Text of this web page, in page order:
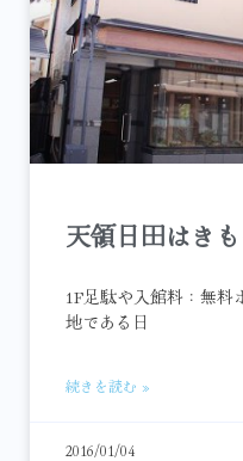
天領日田はき
1F足駄や入館料：無
地である日
続きを読む »
2016/01/04